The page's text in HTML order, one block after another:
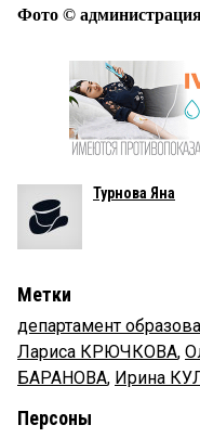
Фото ©
Турнова Яна
Метки
департамент
Лариса КРЮЧКОВА,
БАРАНОВА, Ирина
Персоны